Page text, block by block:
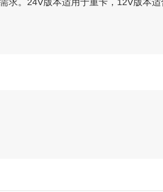
求。24V版本适用于重卡，12V版本